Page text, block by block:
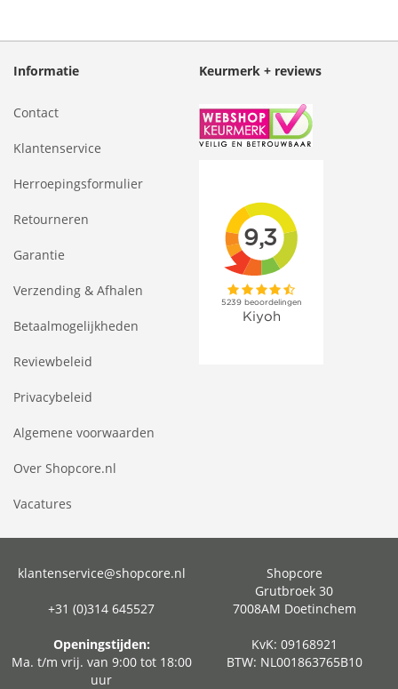
Informatie
Contact
Klantenservice
Herroepingsformulier
Retourneren
Garantie
Verzending & Afhalen
Betaalmogelijkheden
Reviewbeleid
Privacybeleid
Algemene voorwaarden
Over Shopcore.nl
Vacatures
Keurmerk + reviews
klantenservice@shopcore.nl
+31 (0)314 645527
Openingstijden:
Ma. t/m vrij. van 9:00 tot 18:00
uur
Shopcore
Grutbroek 30
7008AM Doetinchem
KvK: 09168921
BTW: NL001863765B10